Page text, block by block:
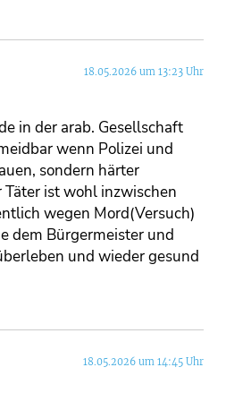
18.05.2026 um 13:23 Uhr
in der arab. Gesellschaft
wenn Polizei und
sondern härter
ist wohl inzwischen
wegen Mord(Versuch)
dem Bürgermeister und
und wieder gesund
18.05.2026 um 14:45 Uhr